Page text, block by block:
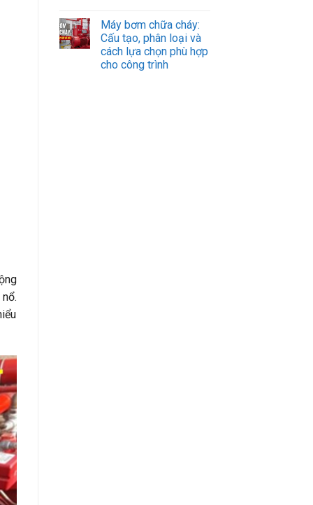
Máy bơm chữa cháy:
Cấu tạo, phân loại và
cách lựa chọn phù hợp
cho công trình